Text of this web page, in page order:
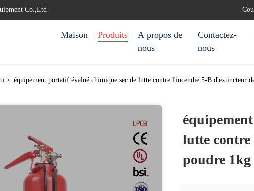
Co.,Ltd
Maison Produits
A propos de
nous
Contactez-
nous
> équipement portatif évalué chimique sec de lutte contre l'incendie 5-B d'extincteur
lutte
poudre 1kg